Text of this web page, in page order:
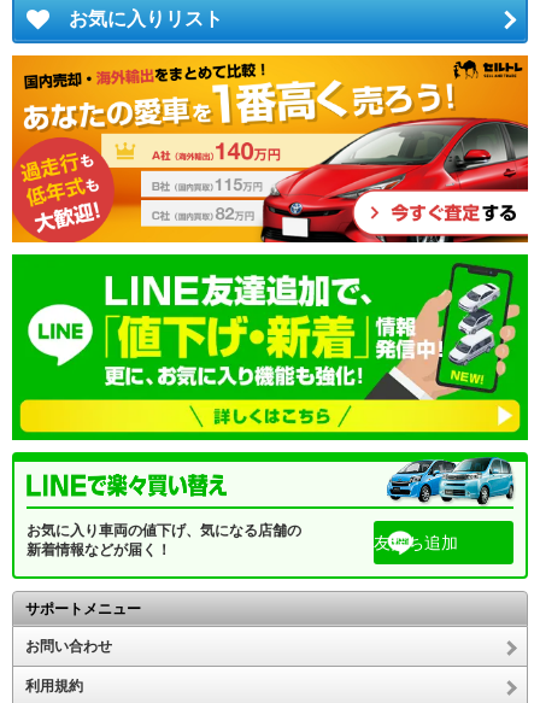
お気に入りリスト
お気に入り車両の値下げ、気になる店舗の
新着情報などが届く！
友だち追加
サポートメニュー
お問い合わせ
利用規約